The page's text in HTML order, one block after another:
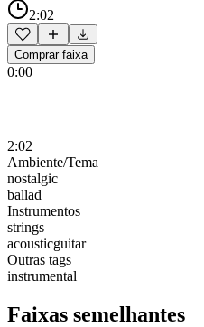
2:02
Comprar faixa
0:00
2:02
Ambiente/Tema
nostalgic
ballad
Instrumentos
strings
acousticguitar
Outras tags
instrumental
Faixas semelhantes